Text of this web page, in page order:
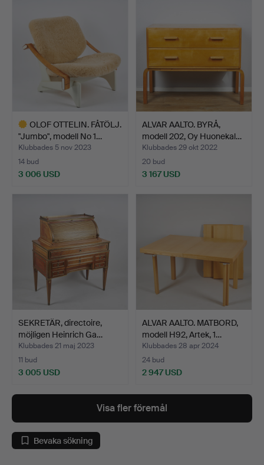
OLOF OTTELIN. FÅTÖLJ.
"Jumbo", modell No 1…
Klubbades 5 nov 2023
14 bud
3 006 USD
ALVAR AALTO. BYRÅ,
modell 202, Oy Huonekal…
Klubbades 29 okt 2022
20 bud
3 167 USD
SEKRETÄR, directoire,
möjligen Heinrich Ga…
Klubbades 21 maj 2023
11 bud
3 005 USD
ALVAR AALTO. MATBORD,
modell H92, Artek, 1…
Klubbades 28 apr 2024
24 bud
2 947 USD
Visa fler föremål
Bevaka sökning